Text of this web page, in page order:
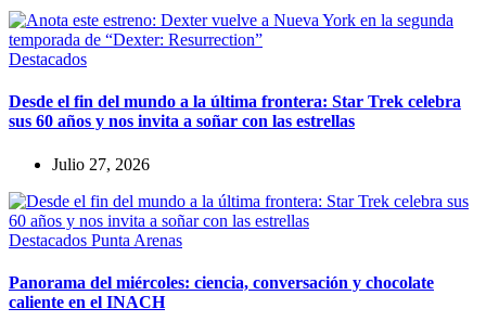
Destacados
Desde el fin del mundo a la última frontera: Star Trek celebra
sus 60 años y nos invita a soñar con las estrellas
Julio 27, 2026
Destacados Punta Arenas
Panorama del miércoles: ciencia, conversación y chocolate
caliente en el INACH